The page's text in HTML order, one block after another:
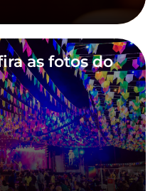
as fotos do